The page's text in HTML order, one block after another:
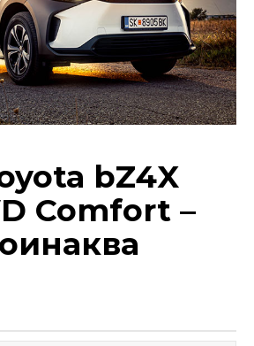
bZ4X
Comfort –